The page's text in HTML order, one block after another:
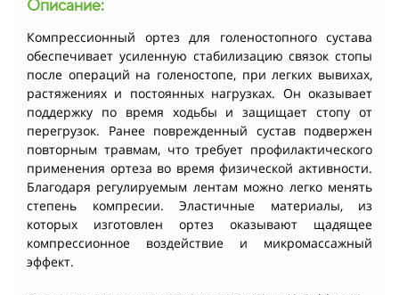
Описание:
Компрессионный ортез для голеностопного сустава
обеспечивает усиленную стабилизацию связок стопы
после операций на голеностопе, при легких вывихах,
растяжениях и постоянных нагрузках. Он оказывает
поддержку по время ходьбы и защищает стопу от
перегрузок. Ранее поврежденный сустав подвержен
повторным травмам, что требует профилактического
применения ортеза во время физической активности.
Благодаря регулируемым лентам можно легко менять
степень компресии. Эластичные материалы, из
которых изготовлен ортез оказывают щадящее
компрессионное воздействие и микромассажный
эффект.